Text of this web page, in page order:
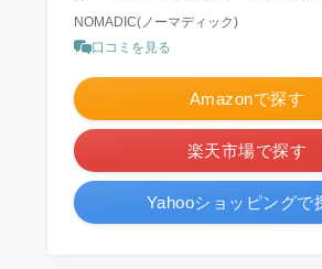
NOMADIC(ノーマディック)
口コミを見る
Amazonで探す
楽天市場で探す
Yahooショッピングで